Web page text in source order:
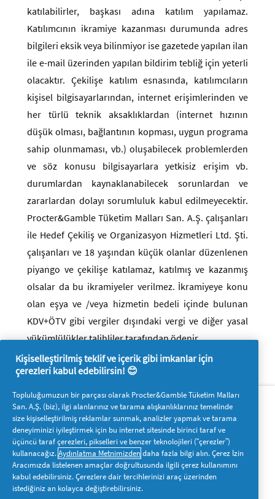
katılabilirler, başkası adına katılım yapılamaz.
Katılımcının ikramiye kazanması durumunda adres
bilgileri eksik veya bilinmiyor ise gazetede yapılan ilan
ile e-mail üzerinden yapılan bildirim tebliğ için yeterli
olacaktır. Çekilişe katılım esnasında, katılımcıların
kişisel bilgisayarlarından, internet erişimlerinden ve
her türlü teknik aksaklıklardan (internet hızının
düşük olması, bağlantının kopması, uygun programa
sahip olunmaması, vb.) oluşabilecek problemlerden
ve söz konusu bilgisayarlara yetkisiz erişim vb.
durumlardan kaynaklanabilecek sorunlardan ve
zararlardan dolayı sorumluluk kabul edilmeyecektir.
Procter&Gamble Tüketim Malları San. A.Ş. çalışanları
ile Hedef Çekiliş ve Organizasyon Hizmetleri Ltd. Şti.
çalışanları ve 18 yaşından küçük olanlar düzenlenen
piyango ve çekilişe katılamaz, katılmış ve kazanmış
olsalar da bu ikramiyeler verilmez. İkramiyeye konu
olan eşya ve /veya hizmetin bedeli içinde bulunan
KDV+ÖTV gibi vergiler dışındaki vergi ve diğer yasal
yükümlülükler talihliler tarafından ödenir.
Hakkımızda
P&G'ye ulaşın
Pg.com.tr’yi ziyaret edin
Bizi takip edin
Kişiselleştirilmiş teklif ve içerik gibi imkanlar için
çerezleri kabul edebilirsin! 😊
Topluluğumuzun bir parçası olarak Procter&Gamble Tüketim Malları
San. A.Ş. (biz), ilgi alanlarınız ve tarama alışkanlıklarınız temelinde
size kişiselleştirilmiş reklamlar sunmak, analizler yapmak ve tarama
deneyiminizi iyileştirmek için bu internet sitesinde birinci taraf ve
üçüncü taraf çerezleri, pikselleri ve benzer teknolojileri (“çerezler”)
kullanacağız.Aydınlatma Metnimizdendaha fazla bilgi alın. Çerez İzin
Aracımızda listelenen amaçlar doğrultusunda ilgili çerez kullanımını
kabul edebilirsiniz. Çerezlere dair tercihlerinizi araç üzerinden
istediğiniz an kolayca değiştirebilirsiniz.